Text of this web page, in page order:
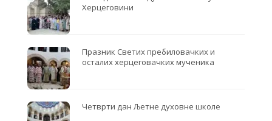
Херцеговини
Празник Светих пребиловачких и
осталих херцеговачких мученика
Четврти дан Љетне духовне школе